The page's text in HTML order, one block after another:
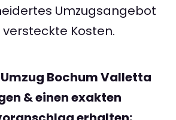
Umzugsangebot
Kosten.
Bochum Valletta
& einen exakten